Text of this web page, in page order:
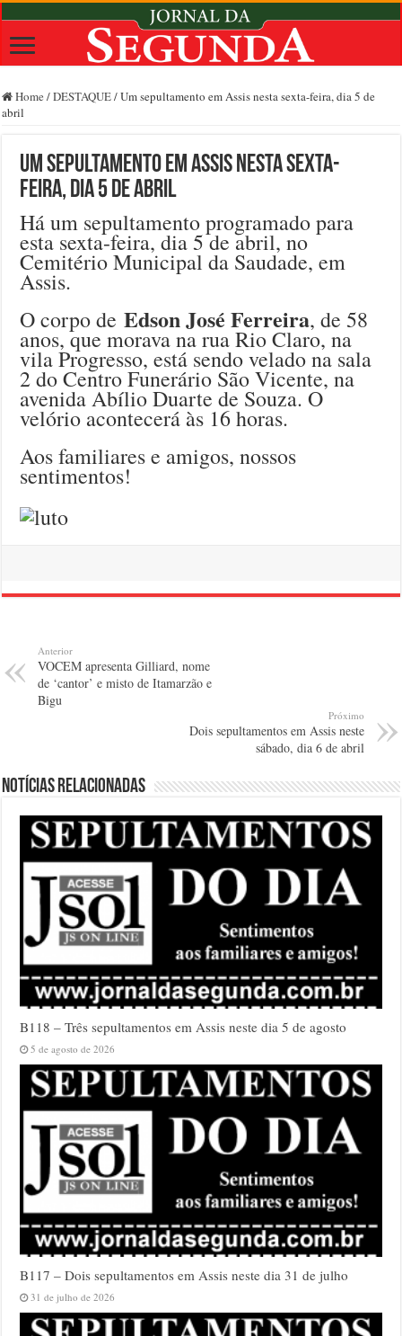
Home /DESTAQUE/Um sepultamento em Assis nesta sexta-feira, dia 5 de
abril
Um sepultamento em Assis nesta sexta-
feira, dia 5 de abril
Há um sepultamento programado para
esta sexta-feira, dia 5 de abril, no
Cemitério Municipal da Saudade, em
Assis.
O corpo deEdson José Ferreira, de 58
anos, que morava na rua Rio Claro, na
vila Progresso, está sendo velado na sala
2 do Centro Funerário São Vicente, na
avenida Abílio Duarte de Souza. O
velório acontecerá às 16 horas.
Aos familiares e amigos, nossos
sentimentos!
Anterior
VOCEM apresenta Gilliard, nome
de ‘cantor’ e misto de Itamarzão e
Bigu
Próximo
Dois sepultamentos em Assis neste
sábado, dia 6 de abril
Notícias relacionadas
B118 – Três sepultamentos em Assis neste dia 5 de agosto
5 de agosto de 2026
B117 – Dois sepultamentos em Assis neste dia 31 de julho
31 de julho de 2026